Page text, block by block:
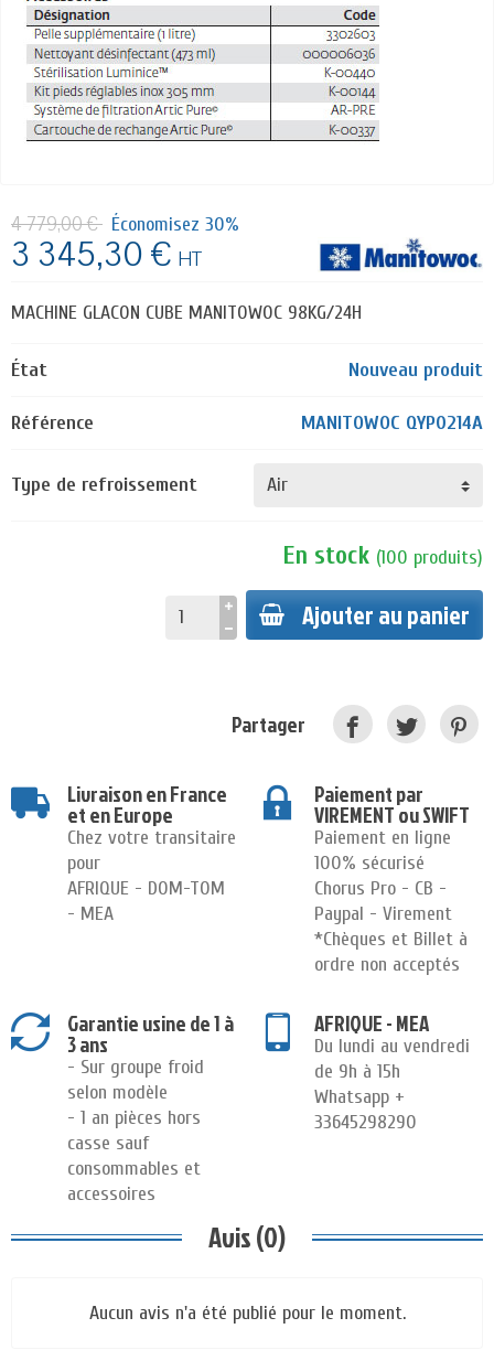
4 779,00 € Économisez 30%
3 345,30 € HT
MACHINE GLACON CUBE MANITOWOC 98KG/24H
État Nouveau produit
Référence MANITOWOC QYP0214A
Type de refroissement
En stock (100 produits)
Ajouter au panier
Partager
Livraison en France
et en Europe
Chez votre transitaire
pour
AFRIQUE - DOM-TOM
- MEA
Paiement par
VIREMENT ou SWIFT
Paiement en ligne
100% sécurisé
Chorus Pro - CB -
Paypal - Virement
*Chèques et Billet à
ordre non acceptés
Garantie usine de 1 à
3 ans
- Sur groupe froid
selon modèle
- 1 an pièces hors
casse sauf
consommables et
accessoires
AFRIQUE - MEA
Du lundi au vendredi
de 9h à 15h
Whatsapp +
33645298290
Avis (0)
Aucun avis n'a été publié pour le moment.